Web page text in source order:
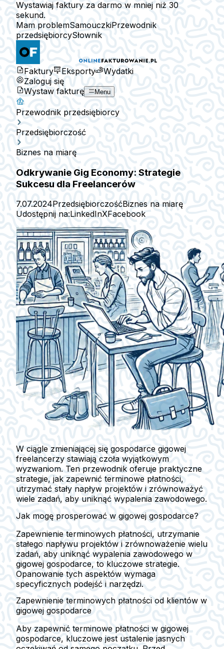
Wystawiaj faktury za darmo w mniej niż 30
sekund.
Mam problemSamouczkiPrzewodnik
przedsiębiorcySłownik
Faktury Eksporty
Wydatki
Zaloguj się
Wystaw fakturę
Menu
Przewodnik przedsiębiorcy
Przedsiębiorczość
Biznes na miarę
Odkrywanie Gig Economy: Strategie
Sukcesu dla Freelancerów
7.07.2024PrzedsiębiorczośćBiznes na miarę
Udostępnij na:LinkedInXFacebook
W ciągle zmieniającej się gospodarce gigowej
freelancerzy stawiają czoła wyjątkowym
wyzwaniom. Ten przewodnik oferuje praktyczne
strategie, jak zapewnić terminowe płatności,
utrzymać stały napływ projektów i zrównoważyć
wiele zadań, aby uniknąć wypalenia zawodowego.
Jak mogę prosperować w gigowej gospodarce?
Zapewnienie terminowych płatności, utrzymanie
stałego napływu projektów i zrównoważenie wielu
zadań, aby uniknąć wypalenia zawodowego w
gigowej gospodarce, to kluczowe strategie.
Opanowanie tych aspektów wymaga
specyficznych podejść i narzędzi.
Zapewnienie terminowych płatności od klientów w
gigowej gospodarce
Aby zapewnić terminowe płatności w gigowej
gospodarce, kluczowe jest ustalenie jasnych